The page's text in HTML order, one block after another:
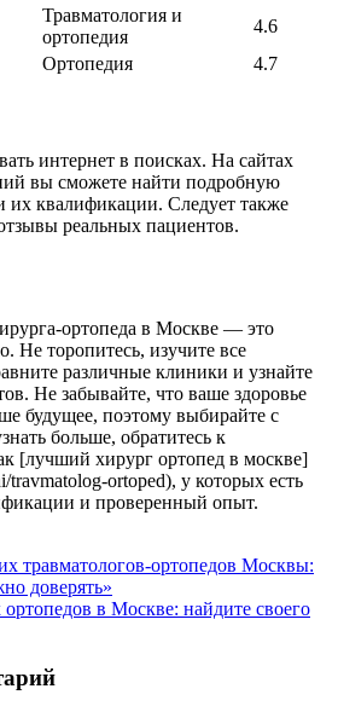
Травматология и
ортопедия
4.6
Ортопедия 4.7
интернет в поисках. На сайтах
вы сможете найти подробную
квалификации. Следует также
реальных пациентов.
ортопеда в Москве — это
Не торопитесь, изучите все
различные клиники и узнайте
Не забывайте, что ваше здоровье
будущее, поэтому выбирайте с
больше, обратитесь к
[лучший хирург ортопед в москве]
travmatolog-ortoped), у которых есть
и проверенный опыт.
травматологов-ортопедов Москвы:
доверять»
в Москве: найдите своего